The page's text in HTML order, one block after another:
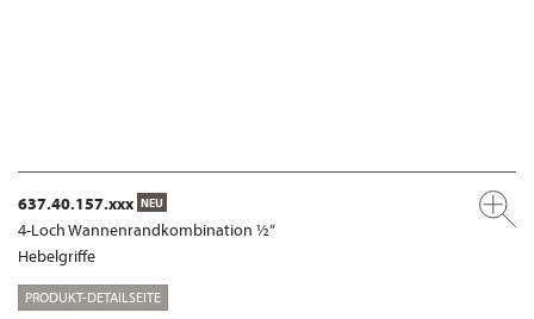
637.40.157.xxx NEU
4-Loch Wannenrandkombination ½“
Hebelgriffe
PRODUKT-DETAILSEITE